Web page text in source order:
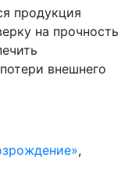
продукция
на прочность
внешнего
,